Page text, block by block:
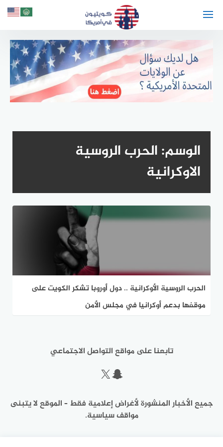
الوسم:الحرب الروسية
الاوكرانية
الحرب الروسية الأوكرانية .. دول أوروبا تشكر الكويت على
موقفها بدعم أوكرانيا في مجلس الأمن
تابعنا على مواقع التواصل الاجتماعي
سناب شات
إكس
جميع الأخبار المنشورة لأغراض إعلامية فقط – الموقع لا يتبنى
مواقف سياسية.